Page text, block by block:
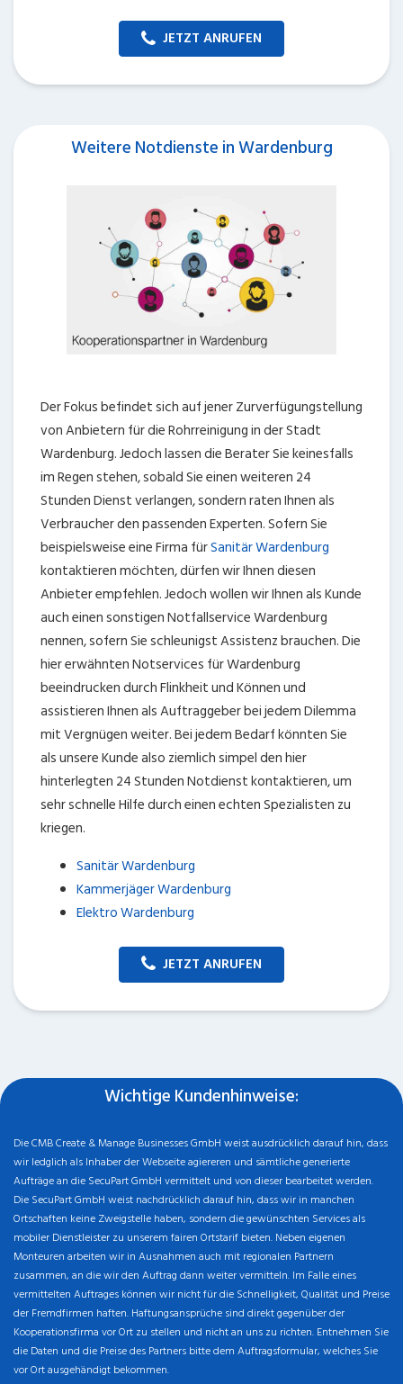
JETZT ANRUFEN
Weitere Notdienste in Wardenburg
Der Fokus befindet sich auf jener Zurverfügungstellung
von Anbietern für die Rohrreinigung in der Stadt
Wardenburg. Jedoch lassen die Berater Sie keinesfalls
im Regen stehen, sobald Sie einen weiteren 24
Stunden Dienst verlangen, sondern raten Ihnen als
Verbraucher den passenden Experten. Sofern Sie
beispielsweise eine Firma fürSanitär Wardenburg
kontaktieren möchten, dürfen wir Ihnen diesen
Anbieter empfehlen. Jedoch wollen wir Ihnen als Kunde
auch einen sonstigen Notfallservice Wardenburg
nennen, sofern Sie schleunigst Assistenz brauchen. Die
hier erwähnten Notservices für Wardenburg
beeindrucken durch Flinkheit und Können und
assistieren Ihnen als Auftraggeber bei jedem Dilemma
mit Vergnügen weiter. Bei jedem Bedarf könnten Sie
als unsere Kunde also ziemlich simpel den hier
hinterlegten 24 Stunden Notdienst kontaktieren, um
sehr schnelle Hilfe durch einen echten Spezialisten zu
kriegen.
Sanitär Wardenburg
Kammerjäger Wardenburg
Elektro Wardenburg
JETZT ANRUFEN
Wichtige Kundenhinweise:
Die CMB Create & Manage Businesses GmbH weist ausdrücklich darauf hin, dass
wir ledglich als Inhaber der Webseite agiereren und sämtliche generierte
Aufträge an die SecuPart GmbH vermittelt und von dieser bearbeitet werden.
Die SecuPart GmbH weist nachdrücklich darauf hin, dass wir in manchen
Ortschaften keine Zweigstelle haben, sondern die gewünschten Services als
mobiler Dienstleister zu unserem fairen Ortstarif bieten. Neben eigenen
Monteuren arbeiten wir in Ausnahmen auch mit regionalen Partnern
zusammen, an die wir den Auftrag dann weiter vermitteln. Im Falle eines
vermittelten Auftrages können wir nicht für die Schnelligkeit, Qualität und Preise
der Fremdfirmen haften. Haftungsansprüche sind direkt gegenüber der
Kooperationsfirma vor Ort zu stellen und nicht an uns zu richten. Entnehmen Sie
die Daten und die Preise des Partners bitte dem Auftragsformular, welches Sie
vor Ort ausgehändigt bekommen.